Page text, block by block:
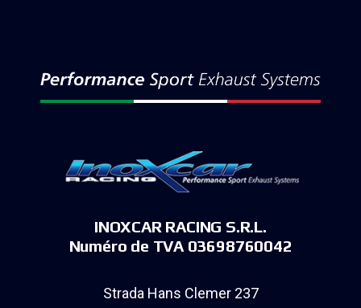
INOXCAR RACING S.R.L.
Numéro de TVA 03698760042
Strada Hans Clemer 237